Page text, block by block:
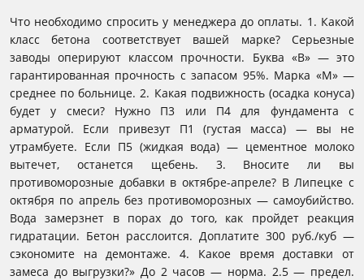
Что необходимо спросить у менеджера до оплаты. 1. Какой
класс бетона соответствует вашей марке? Серьезные
заводы оперируют классом прочности. Буква «B» — это
гарантированная прочность с запасом 95%. Марка «М» —
среднее по больнице. 2. Какая подвижность (осадка конуса)
будет у смеси? Нужно П3 или П4 для фундамента с
арматурой. Если привезут П1 (густая масса) — вы не
утрамбуете. Если П5 (жидкая вода) — цементное молоко
вытечет, останется щебень. 3. Вносите ли вы
противоморозные добавки в октябре-апреле? В Липецке с
октября по апрель без противоморозных — самоубийство.
Вода замерзнет в порах до того, как пройдет реакция
гидратации. Бетон расслоится. Доплатите 300 руб./куб —
сэкономите на демонтаже. 4. Какое время доставки от
замеса до выгрузки?» До 2 часов — норма. 2.5 — предел.